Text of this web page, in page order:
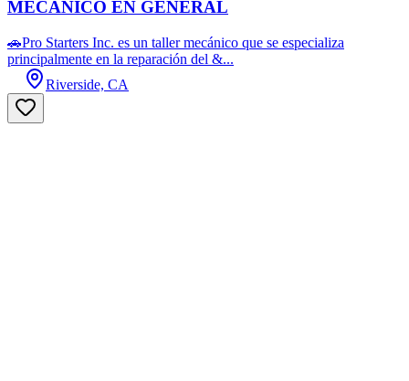
MECÁNICO EN GENERAL
🚗Pro Starters Inc. es un taller mecánico que se especializa
principalmente en la reparación del &...
Riverside, CA